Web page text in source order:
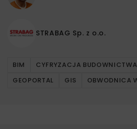
STRABAG Sp. z o.o.
BIM CYFRYZACJA BUDOWNICTWA
GEOPORTAL
GIS OBWODNICA